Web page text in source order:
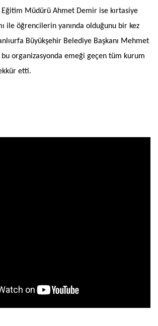
Müdürü Ahmet Demir ise kırtasiye
ile öğrencilerin yanında olduğunu bir kez
Büyükşehir Belediye Başkanı Mehmet
bu organizasyonda emeği geçen tüm kurum
etti.